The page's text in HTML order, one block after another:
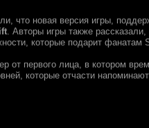
что новая версия игры,
. Авторы игры также
которые подарит фанатам
от первого лица, в котором
которые отчасти